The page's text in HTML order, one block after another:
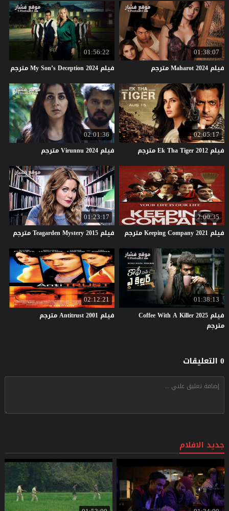
01:38:07
فيلم Maharot2024 مترجم
01:56:22
فيلم MySon’sDeception2024 مترجم
02:05:17
فيلم EkThaTiger2012 مترجم
02:01:36
فيلم Virunnu2024 مترجم
2:00:35
فيلم KeepingCompany2021 مترجم
01:23:17
فيلم TeagardenMystery2015 مترجم
01:38:13
فيلم Coffee With A Killer 2025
مترجم
02:12:21
فيلم Antitrust2001 مترجم
0 التعليقات
جديد الافلام